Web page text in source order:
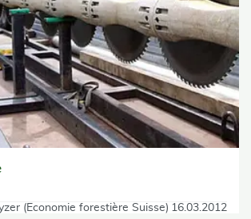
(Economie forestière Suisse) 16.03.2012